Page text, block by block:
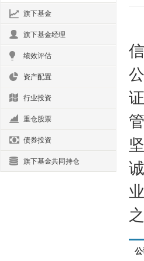
旗下基金
旗下基金经理
绩效评估
资产配置
行业投资
重仓股票
债券投资
旗下基金共同持仓